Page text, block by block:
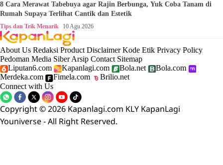
8 Cara Merawat Tabebuya agar Rajin Berbunga, Yuk Coba Tanam di
Rumah Supaya Terlihat Cantik dan Estetik
Tips dan Trik Menarik 10 Agu 2026
About Us Redaksi Product Disclaimer Kode Etik Privacy Policy
Pedoman Media Siber Arsip Contact Sitemap
Liputan6.com
Kapanlagi.com Bola.net
Bola.com
Merdeka.com
Fimela.com
Brilio.net
Connect with Us
Copyright © 2026 Kapanlagi.com KLY KapanLagi
Youniverse - All Right Reserved.